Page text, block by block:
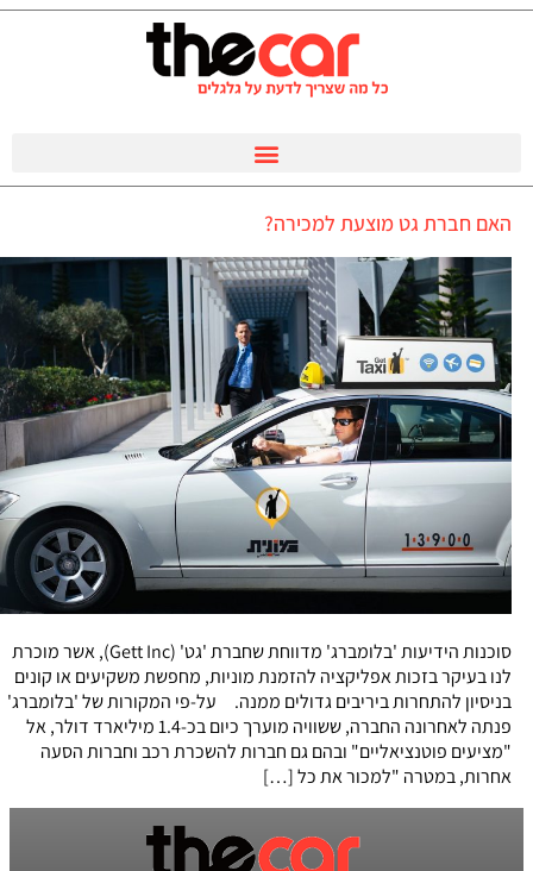
האם חברת גט מוצעת למכירה?
סוכנות הידיעות 'בלומברג' מדווחת שחברת 'גט' (Gett Inc), אשר מוכרת
לנו בעיקר בזכות אפליקציה להזמנת מוניות, מחפשת משקיעים או קונים
בניסיון להתחרות ביריבים גדולים ממנה. על-פי המקורות של 'בלומברג'
פנתה לאחרונה החברה, ששוויה מוערך כיום בכ-1.4 מיליארד דולר, אל
"מציעים פוטנציאליים" ובהם גם חברות להשכרת רכב וחברות הסעה
אחרות, במטרה "למכור את כל […]